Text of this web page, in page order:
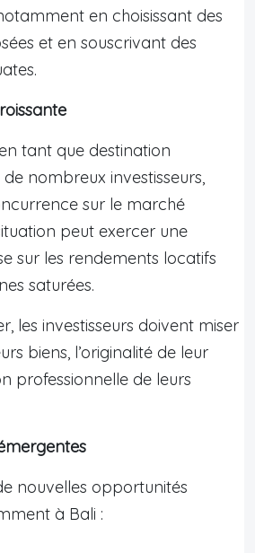
en choisissant des
et en souscrivant des
tant que destination
nombreux investisseurs,
sur le marché
peut exercer une
sur les rendements locatifs
saturées.
les investisseurs doivent miser
biens, l’originalité de leur
professionnelle de leurs
nouvelles opportunités
à Bali :